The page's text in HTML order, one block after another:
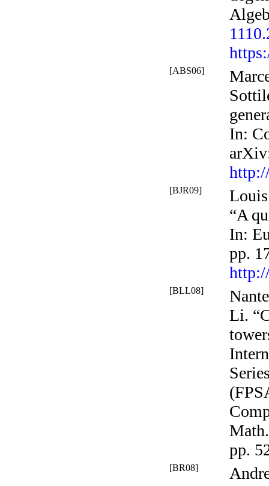
[ABS06]
In:
[BJR09]
“A
In:
pp.
[BLL08]
Li.
pp.
[BR08]